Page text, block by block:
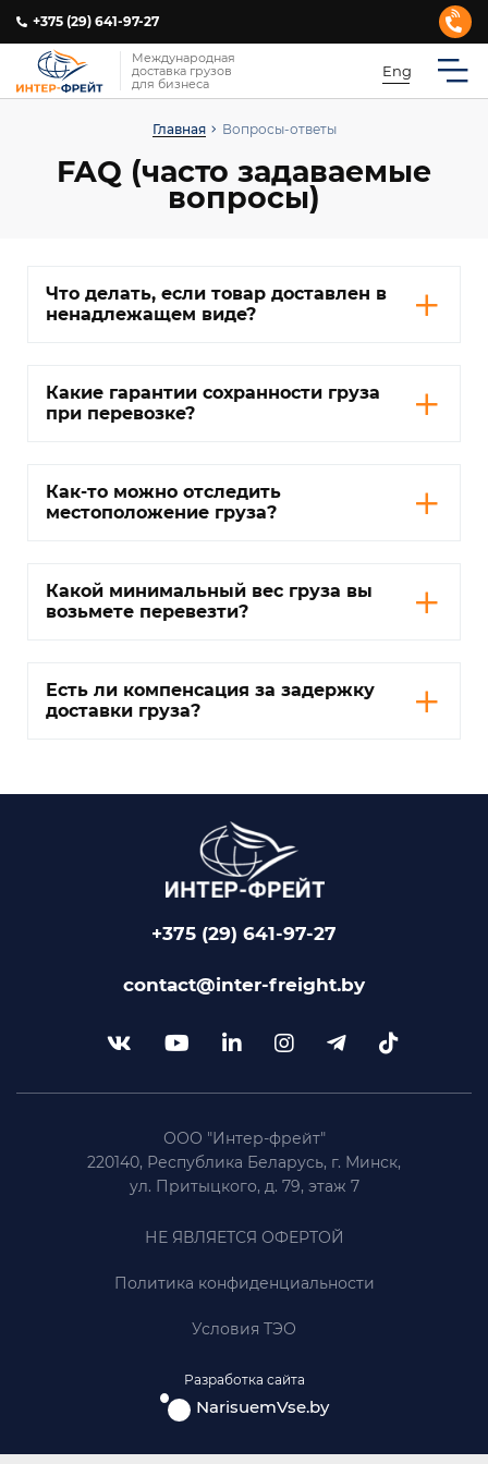
+375 (29) 641-97-27
Международная
доставка грузов
для бизнеса
Eng
Главная Вопросы-ответы
FAQ (часто задаваемые
вопросы)
Что делать, если товар доставлен в
ненадлежащем виде?
Какие гарантии сохранности груза
при перевозке?
Как-то можно отследить
местоположение груза?
Какой минимальный вес груза вы
возьмете перевезти?
Есть ли компенсация за задержку
доставки груза?
+375 (29) 641-97-27
contact@inter-freight.by
ООО "Интер-фрейт"
220140, Республика Беларусь, г. Минск,
ул. Притыцкого, д. 79, этаж 7
НЕ ЯВЛЯЕТСЯ ОФЕРТОЙ
Политика конфиденциальности
Условия ТЭО
Разработка сайта
NarisuemVse.by